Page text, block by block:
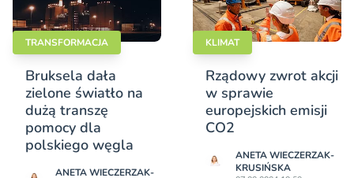
TRANSFORMACJA
Bruksela dała
zielone światło na
dużą transzę
pomocy dla
polskiego węgla
ANETA WIECZERZAK-
KLIMAT
Rządowy zwrot akcji
w sprawie
europejskich emisji
CO2
ANETA WIECZERZAK-
KRUSIŃSKA